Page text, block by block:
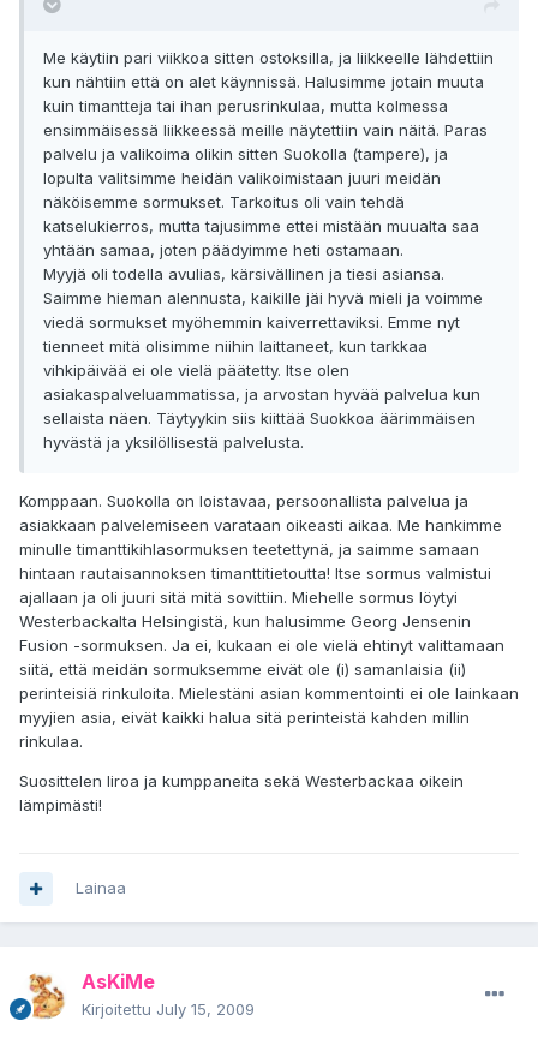
Me käytiin pari viikkoa sitten ostoksilla, ja liikkeelle lähdettiin
kun nähtiin että on alet käynnissä. Halusimme jotain muuta
kuin timantteja tai ihan perusrinkulaa, mutta kolmessa
ensimmäisessä liikkeessä meille näytettiin vain näitä. Paras
palvelu ja valikoima olikin sitten Suokolla (tampere), ja
lopulta valitsimme heidän valikoimistaan juuri meidän
näköisemme sormukset. Tarkoitus oli vain tehdä
katselukierros, mutta tajusimme ettei mistään muualta saa
yhtään samaa, joten päädyimme heti ostamaan.
Myyjä oli todella avulias, kärsivällinen ja tiesi asiansa.
Saimme hieman alennusta, kaikille jäi hyvä mieli ja voimme
viedä sormukset myöhemmin kaiverrettaviksi. Emme nyt
tienneet mitä olisimme niihin laittaneet, kun tarkkaa
vihkipäivää ei ole vielä päätetty. Itse olen
asiakaspalveluammatissa, ja arvostan hyvää palvelua kun
sellaista näen. Täytyykin siis kiittää Suokkoa äärimmäisen
hyvästä ja yksilöllisestä palvelusta.
Komppaan. Suokolla on loistavaa, persoonallista palvelua ja
asiakkaan palvelemiseen varataan oikeasti aikaa. Me hankimme
minulle timanttikihlasormuksen teetettynä, ja saimme samaan
hintaan rautaisannoksen timanttitietoutta! Itse sormus valmistui
ajallaan ja oli juuri sitä mitä sovittiin. Miehelle sormus löytyi
Westerbackalta Helsingistä, kun halusimme Georg Jensenin
Fusion -sormuksen. Ja ei, kukaan ei ole vielä ehtinyt valittamaan
siitä, että meidän sormuksemme eivät ole (i) samanlaisia (ii)
perinteisiä rinkuloita. Mielestäni asian kommentointi ei ole lainkaan
myyjien asia, eivät kaikki halua sitä perinteistä kahden millin
rinkulaa.
Suosittelen Iiroa ja kumppaneita sekä Westerbackaa oikein
lämpimästi!
Lainaa
AsKiMe
Kirjoitettu July 15, 2009